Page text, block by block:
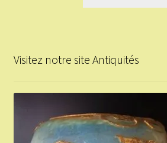
Visitez notre site Antiquités